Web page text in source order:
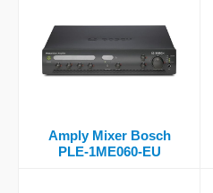
Amply Mixer Bosch
PLE-1ME060-EU